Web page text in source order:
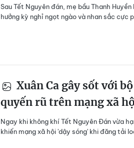
Sau Tết Nguyên đán, mẹ bầu Thanh
hưởng kỳ nghỉ ngọt ngào và nhan sắc cực
Xuân Ca gây sốt với
quyến rũ trên mạng xã
Ngay khi không khí Tết Nguyên Đán vừa
khiến mạng xã hội 'dậy sóng' khi đăng tải